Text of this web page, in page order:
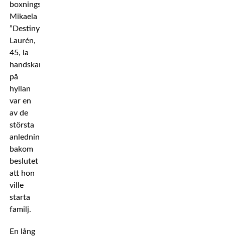
boxningsvärldsmästaren
Mikaela
”Destiny”
Laurén,
45, la
handskarna
på
hyllan
var en
av de
största
anledningarna
bakom
beslutet
att hon
ville
starta
familj.
En lång